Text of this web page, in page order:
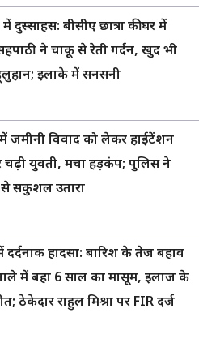
बीसीए छात्रा की घर में
ने चाकू से रेती गर्दन, खुद भी
इलाके में सनसनी
जमीनी विवाद को लेकर हाईटेंशन
चढ़ी युवती, मचा हड़कंप; पुलिस ने
सकुशल उतारा
दर्दनाक हादसा: बारिश के तेज बहाव
में बहा 6 साल का मासूम, इलाज के
ठेकेदार राहुल मिश्रा पर FIR दर्ज